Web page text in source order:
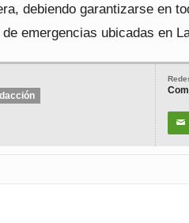
debiendo garantizarse en
emergencias ubicadas en
✉